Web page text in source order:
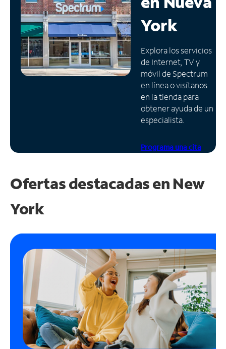
Administrar
cuenta
Encuentra
una
tienda
York
Explora los servicios
de Internet, TV y
móvil de Spectrum
en línea o visítanos
en la tienda para
obtener ayuda de un
especialista.
Programa una cita
Ofertas destacadas en New
York